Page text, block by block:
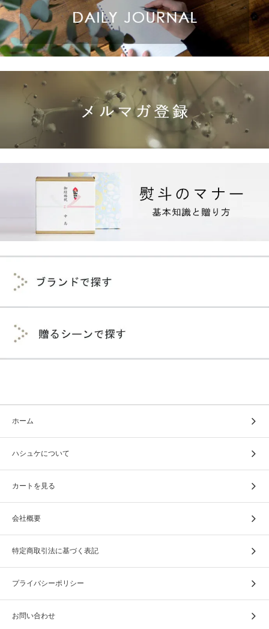
ホーム
ハシュケについて
カートを見る
会社概要
特定商取引法に基づく表記
プライバシーポリシー
お問い合わせ